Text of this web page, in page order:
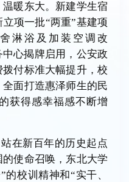
暖东大。新建学生宿
项一批“两重”基建项
淋浴及加装空调改
心揭牌启用，公安政
付标准大幅提升，校
面打造惠泽师生的民
获得感幸福感不断增
在新百年的历史起点
使命召唤，东北大学
校训精神和“实干、